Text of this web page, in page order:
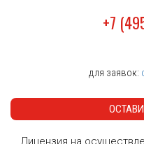
АВТОБУС SCANIA TOURING 51
Большая картинка
АВТОБУС SCANIA TOURING 51
Большая картинка
+7
для заявок:
Лицензия на